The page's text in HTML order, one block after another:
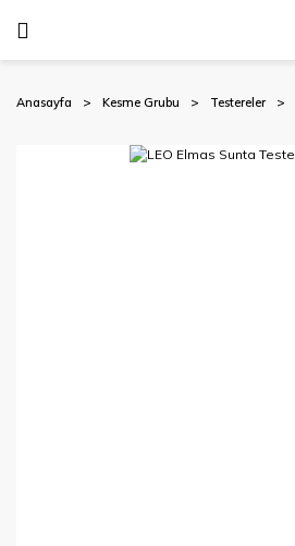
Anasayfa Kesme Grubu Testereler